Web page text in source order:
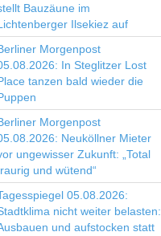
Bauzäune im
Ilsekiez auf
Morgenpost
In Steglitzer Lost
tanzen bald wieder die
Morgenpost
Neuköllner Mieter
ungewisser Zukunft: „Total
und wütend“
05.08.2026:
nicht weiter belasten:
und aufstocken statt